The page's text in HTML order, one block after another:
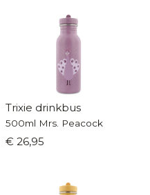
Trixie drinkbus
500ml Mrs. Peacock
€ 26,95